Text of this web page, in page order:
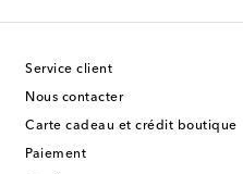
Service client
Nous contacter
Carte cadeau et crédit boutique
Paiement